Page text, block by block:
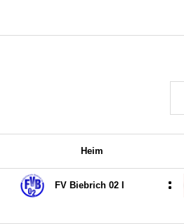
Heim
FV Biebrich 02 I :